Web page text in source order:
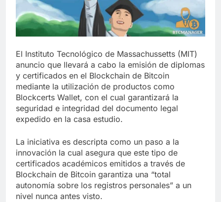
El Instituto Tecnológico de Massachussetts (MIT)
anuncio que llevará a cabo la emisión de diplomas
y certificados en el Blockchain de Bitcoin
mediante la utilización de productos como
Blockcerts Wallet, con el cual garantizará la
seguridad e integridad del documento legal
expedido en la casa estudio.
La iniciativa es descripta como un paso a la
innovación la cual asegura que este tipo de
certificados académicos emitidos a través de
Blockchain de Bitcoin garantiza una “total
autonomía sobre los registros personales” a un
nivel nunca antes visto.